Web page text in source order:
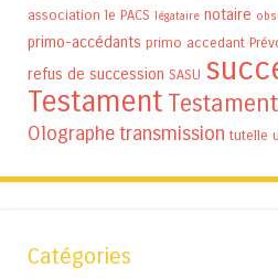
association le PACS légataire notaire
primo-accédants primo accedant
refus de succession SASU
Testament
Olographetransmission tutelle
Catégories